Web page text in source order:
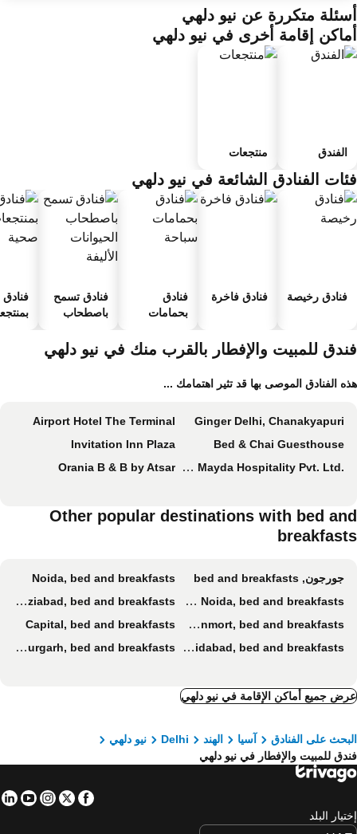
متكررة عن نيو دلهي
إقامة أخرى في نيو دلهي
الفندق منتجعات
الفنادق الشائعة في نيو دلهي
فنادق رخيصة فنادق فاخرة
فنادق
بحمامات
فنادق تسمح
باصطحاب
الأليفة
فنادق
للمبيت والإفطار بالقرب منك في نيو دلهي
الفنادق الموصى بها قد تثير اهتمامك ...
Ginger Delhi, Chanakyapuri
Airport Hotel The Terminal
Bed & Chai Guesthouse
Invitation Inn Plaza
Mayda Residency By Mayda Hospitality Pvt. Ltd.
Orania B & B by Atsar
Other popular destinations with bed
جورجون, bed and breakfasts
Noida, bed and breakfasts
Greater Noida, bed and breakfasts
Ghaziabad, bed and breakfasts
Möngönmort, bed and breakfasts
Capital, bed and breakfasts
Faridabad, bed and breakfasts
Bahadurgarh, bed and breakfasts
جميع أماكن الإقامة في نيو دلهي
على الفنادق آسيا الهند Delhi
نيو دلهي
للمبيت والإفطار في نيو دلهي
Facebook
Twitter
البلد